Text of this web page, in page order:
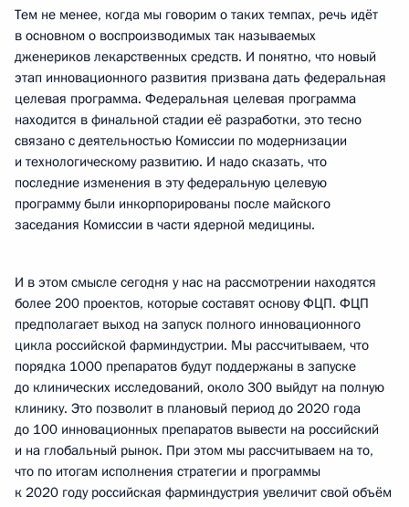
Тем не менее, когда мы говорим о таких темпах, речь идёт
в основном о воспроизводимых так называемых
дженериков лекарственных средств. И понятно, что новый
этап инновационного развития призвана дать федеральная
целевая программа. Федеральная целевая программа
находится в финальной стадии её разработки, это тесно
связано с деятельностью Комиссии по модернизации
и технологическому развитию. И надо сказать, что
последние изменения в эту федеральную целевую
программу были инкорпорированы после майского
заседания Комиссии в части ядерной медицины.
И в этом смысле сегодня у нас на рассмотрении находятся
более 200 проектов, которые составят основу ФЦП. ФЦП
предполагает выход на запуск полного инновационного
цикла российской фарминдустрии. Мы рассчитываем, что
порядка 1000 препаратов будут поддержаны в запуске
до клинических исследований, около 300 выйдут на полную
клинику. Это позволит в плановый период до 2020 года
до 100 инновационных препаратов вывести на российский
и на глобальный рынок. При этом мы рассчитываем на то,
что по итогам исполнения стратегии и программы
к 2020 году российская фарминдустрия увеличит свой объём